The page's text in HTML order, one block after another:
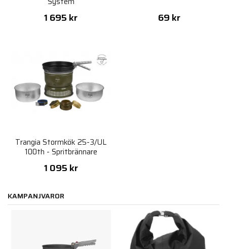
1 695 kr 69 kr
Trangia Stormkök 25-3/UL
100th - Spritbrännare
1 095 kr
KAMPANJVAROR